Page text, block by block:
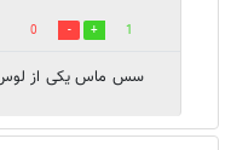
1
0
سس ماس یکی از